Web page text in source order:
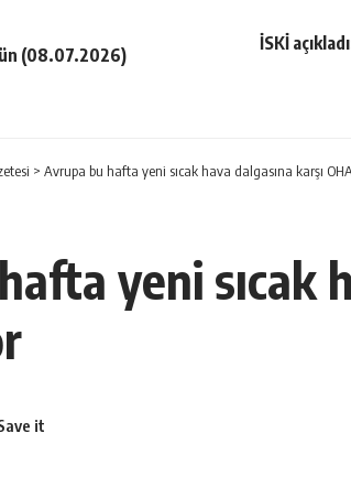
(08.07.2026)
İSKİ
> Avrupa bu hafta yeni sıcak hava dalgasına karşı
yeni sıcak